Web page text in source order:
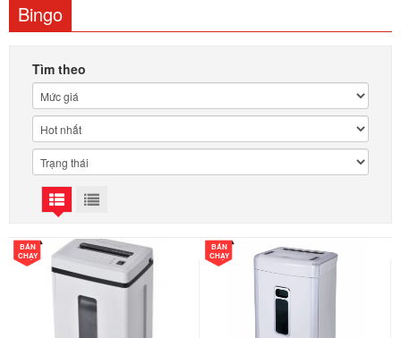
Bingo
Tìm theo
BÁN
CHẠY
BÁN
CHẠY